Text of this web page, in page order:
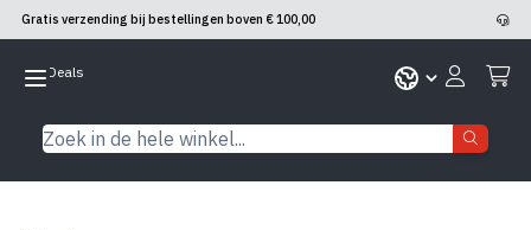
Gratis verzending bij bestellingen boven € 100,00
Zoek in de hele winkel...